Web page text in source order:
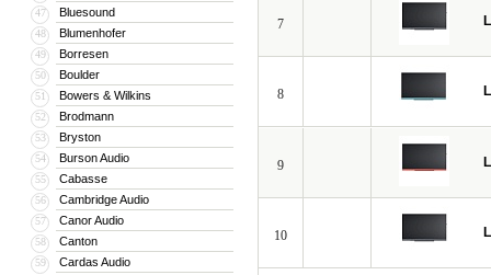
47 Bluesound
48 Blumenhofer
49 Borresen
50 Boulder
51 Bowers & Wilkins
52 Brodmann
53 Bryston
54 Burson Audio
55 Cabasse
56 Cambridge Audio
57 Canor Audio
58 Canton
59 Cardas Audio
7
8
9
10